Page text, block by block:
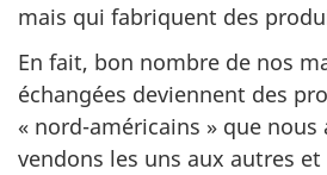
mais qui fabriquent des
En fait, bon nombre de nos
échangées deviennent des
« nord-américains » que nous
vendons les uns aux autres